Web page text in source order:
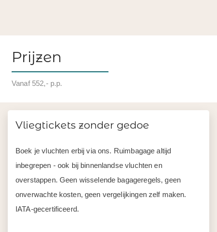
Prijzen
Vanaf 552,- p.p.
Vliegtickets zonder gedoe
Boek je vluchten erbij via ons. Ruimbagage altijd
inbegrepen - ook bij binnenlandse vluchten en
overstappen. Geen wisselende bagageregels, geen
onverwachte kosten, geen vergelijkingen zelf maken.
IATA-gecertificeerd.